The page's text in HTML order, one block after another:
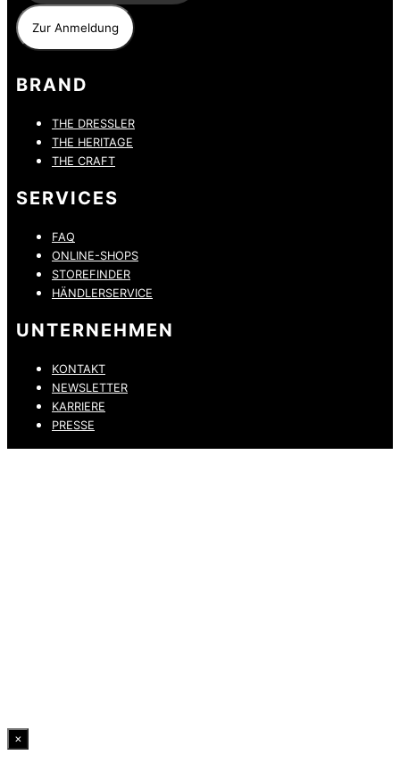
BRAND
THE DRESSLER
THE HERITAGE
THE CRAFT
SERVICES
FAQ
ONLINE-SHOPS
STOREFINDER
HÄNDLERSERVICE
UNTERNEHMEN
KONTAKT
NEWSLETTER
KARRIERE
PRESSE
×